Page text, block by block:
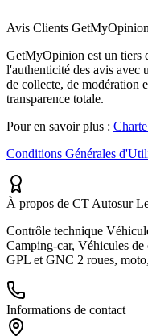
Avis Clients GetMyOpinion
GetMyOpinion est un tiers
l'authenticité des avis avec
de collecte, de modération
transparence totale.
Pour en savoir plus :
Conditions Générales
À propos de CT Autosur
Contrôle technique
Camping-car, Véhicules
GPL et GNC 2 roues,
Informations de contact